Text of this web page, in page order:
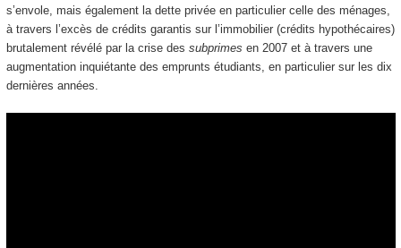
s’envole, mais également la dette privée en particulier celle des ménages,
à travers l’excès de crédits garantis sur l’immobilier (crédits hypothécaires)
brutalement révélé par la crise des subprimes en 2007 et à travers une
augmentation inquiétante des emprunts étudiants, en particulier sur les dix
dernières années.